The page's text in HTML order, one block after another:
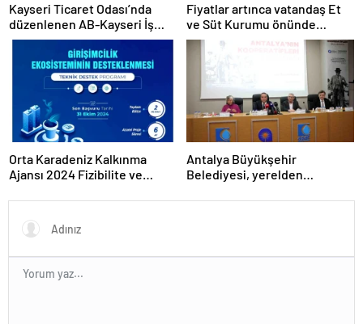
Kayseri Ticaret Odası’nda
düzenlenen AB-Kayseri İş
Forumu’nda yeşil dönüşüm
ve dijitalleşme vurgusu
yapıldı
Fiyatlar artınca vatandaş Et
ve Süt Kurumu önünde
kuyruk oldu
Orta Karadeniz Kalkınma
Ajansı 2024 Fizibilite ve
İlan Etti
Antalya Büyükşehir
Belediyesi, yerelden